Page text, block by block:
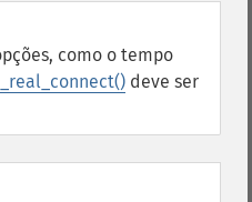
como o tempo
deve ser